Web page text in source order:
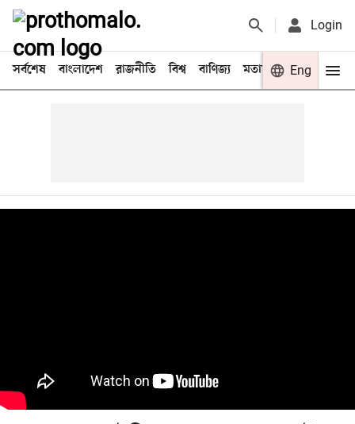
Login
সর্বশেষ বাংলাদেশ রাজনীতি বিশ্ব বাণিজ্য মতামত খেলা
Eng